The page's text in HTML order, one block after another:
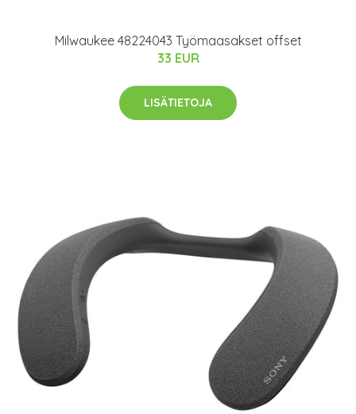
Milwaukee 48224043 Työmaasakset offset
33 EUR
LISÄTIETOJA